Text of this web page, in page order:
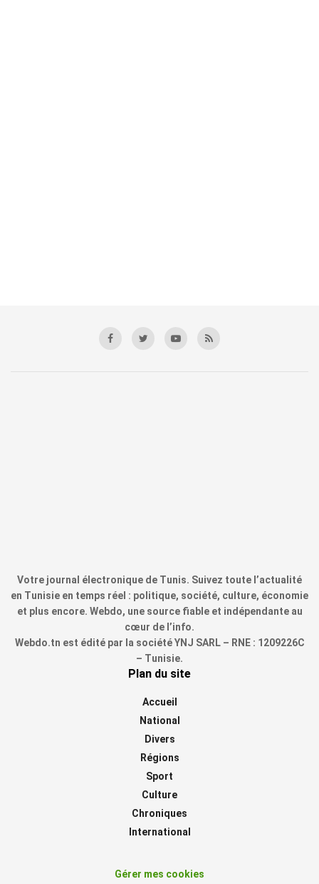
Votre journal électronique de Tunis. Suivez toute l’actualité
en Tunisie en temps réel : politique, société, culture, économie
et plus encore. Webdo, une source fiable et indépendante au
cœur de l’info.
Webdo.tn est édité par la société YNJ SARL – RNE : 1209226C
– Tunisie.
Plan du site
Accueil
National
Divers
Régions
Sport
Culture
Chroniques
International
Gérer mes cookies